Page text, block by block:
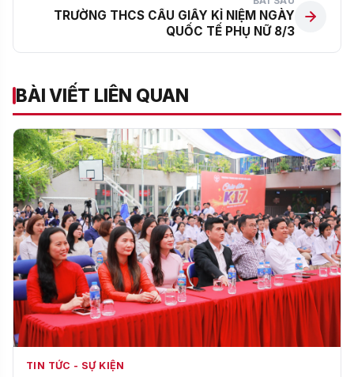
TRƯỜNG THCS CẦU GIẤY KỈ NIỆM NGÀY
QUỐC TẾ PHỤ NỮ 8/3
BÀI VIẾT LIÊN QUAN
TIN TỨC - SỰ KIỆN